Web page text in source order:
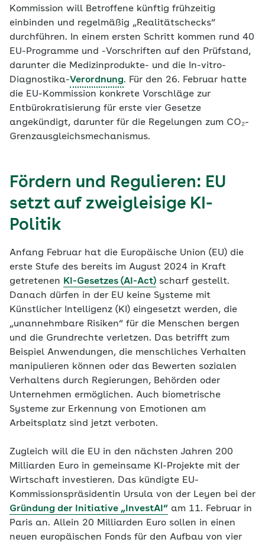
Kommission will Betroffene künftig frühzeitig
einbinden und regelmäßig „Realitätschecks“
durchführen. In einem ersten Schritt kommen rund 40
EU-Programme und -Vorschriften auf den Prüfstand,
darunter die Medizinprodukte- und die In-vitro-
Diagnostika-Verordnung. Für den 26. Februar hatte
die EU-Kommission konkrete Vorschläge zur
Entbürokratisierung für erste vier Gesetze
angekündigt, darunter für die Regelungen zum CO₂-
Grenzausgleichsmechanismus.
Fördern und Regulieren: EU
setzt auf zweigleisige KI-
Politik
Anfang Februar hat die Europäische Union (EU) die
erste Stufe des bereits im August 2024 in Kraft
getretenen KI-Gesetzes (AI-Act) scharf gestellt.
Danach dürfen in der EU keine Systeme mit
Künstlicher Intelligenz (KI) eingesetzt werden, die
„unannehmbare Risiken“ für die Menschen bergen
und die Grundrechte verletzen. Das betrifft zum
Beispiel Anwendungen, die menschliches Verhalten
manipulieren können oder das Bewerten sozialen
Verhaltens durch Regierungen, Behörden oder
Unternehmen ermöglichen. Auch biometrische
Systeme zur Erkennung von Emotionen am
Arbeitsplatz sind jetzt verboten.
Zugleich will die EU in den nächsten Jahren 200
Milliarden Euro in gemeinsame KI-Projekte mit der
Wirtschaft investieren. Das kündigte EU-
Kommissionspräsidentin Ursula von der Leyen bei der
Gründung der Initiative „InvestAI“ am 11. Februar in
Paris an. Allein 20 Milliarden Euro sollen in einen
neuen europäischen Fonds für den Aufbau von vier